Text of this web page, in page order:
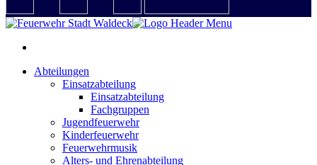
Abteilungen
Einsatzabteilung
Einsatzabteilung
Fachgruppen
Jugendfeuerwehr
Kinderfeuerwehr
Feuerwehrmusik
Alters- und Ehrenabteilung